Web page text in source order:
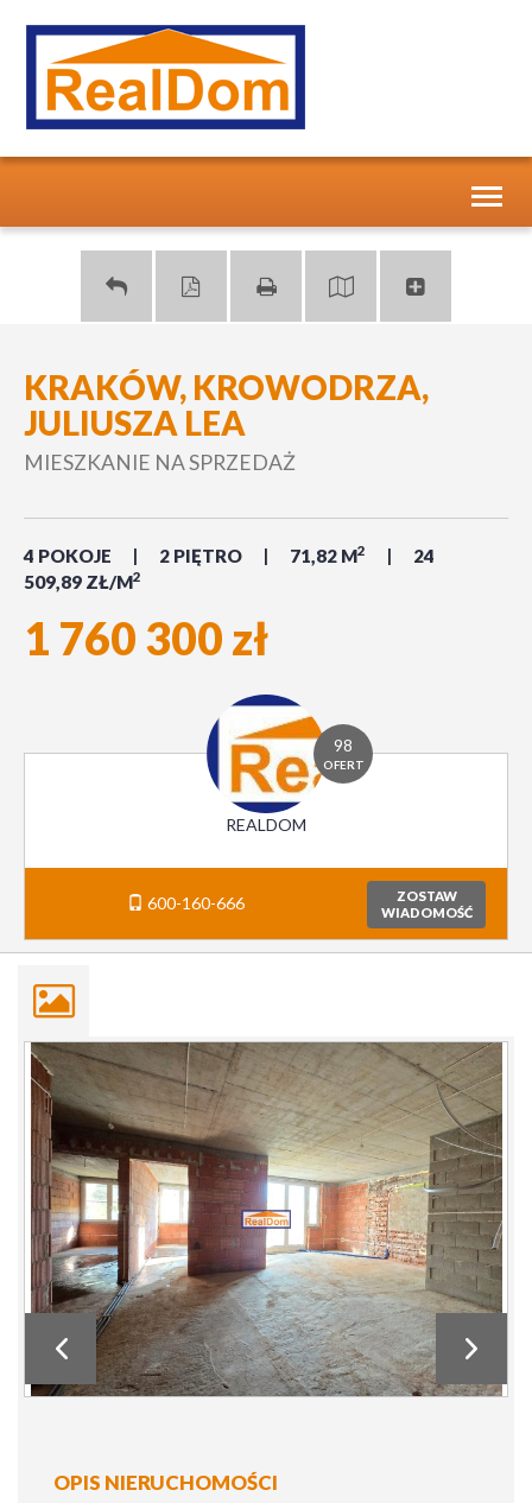
KRAKÓW, KROWODRZA,
JULIUSZA LEA
MIESZKANIE NA SPRZEDAŻ
4 POKOJE 2 PIĘTRO 71,82 M2
24
509,89 ZŁ/M2
1 760 300 zł
98
OFERT
REALDOM
600-160-666
ZOSTAW
WIADOMOŚĆ
OPIS NIERUCHOMOŚCI